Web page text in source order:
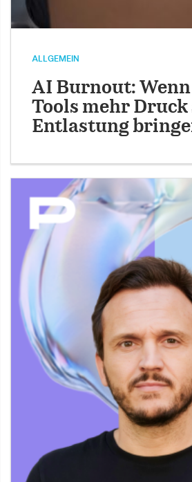
ALLGEMEIN
AI Burnout: Wenn
Tools mehr
Entlastung